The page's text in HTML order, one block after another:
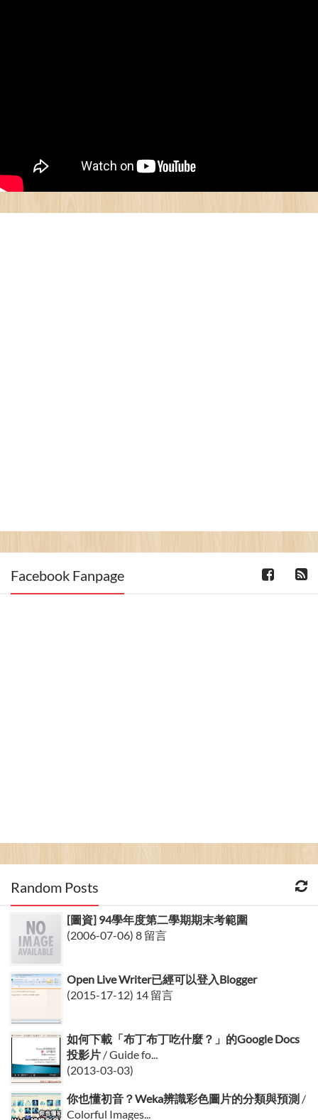
Facebook Fanpage
Random Posts
[圖資] 94學年度第二學期期末考範圍
(2006-07-06) 8 留言
Open Live Writer已經可以登入Blogger
(2015-17-12) 14 留言
如何下載「布丁布丁吃什麼？」的Google Docs
投影片 / Guide fo...
(2013-03-03)
你也懂初音？Weka辨識彩色圖片的分類與預測 /
Colorful Images...